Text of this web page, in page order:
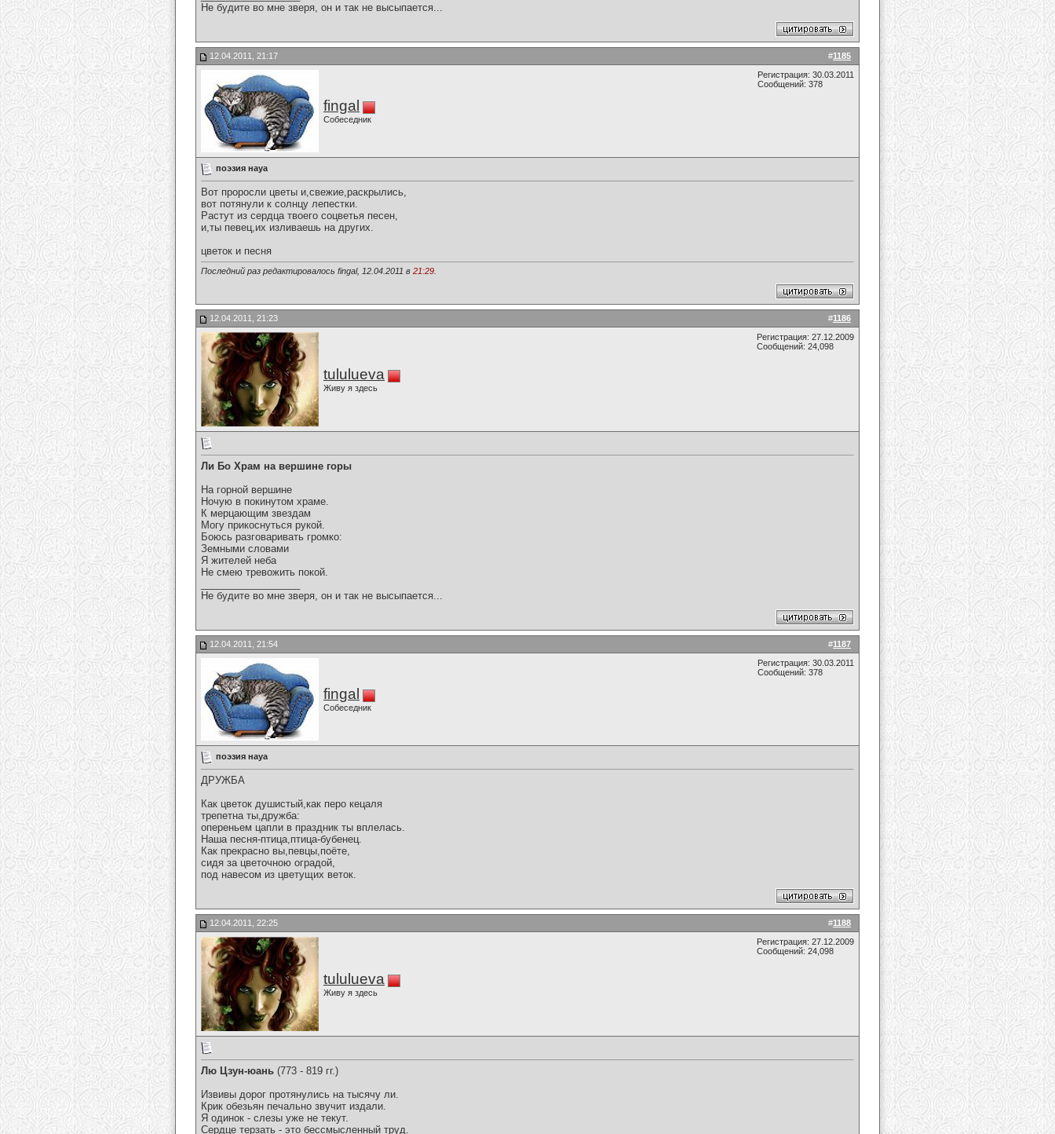
Не будите во мне зверя, он и так не высыпается...
#1185
12.04.2011, 21:17
fingal
Собеседник
Регистрация: 30.03.2011
Сообщений: 378
поэзия науа
Вот проросли цветы и,свежие,раскрылись,
вот потянули к солнцу лепестки.
Растут из сердца твоего соцветья песен,
и,ты певец,их изливаешь на других.
цветок и песня
Последний раз редактировалось fingal, 12.04.2011 в 21:29
#1186
12.04.2011, 21:23
tululueva
Живу я здесь
Регистрация: 27.12.2009
Сообщений: 24,098
Ли Бо Храм на вершине горы
На горной вершине
Ночую в покинутом храме.
К мерцающим звездам
Могу прикоснуться рукой.
Боюсь разговаривать громко:
Земными словами
Я жителей неба
Не смею тревожить покой.
Не будите во мне зверя, он и так не высыпается...
#1187
12.04.2011, 21:54
fingal
Собеседник
Регистрация: 30.03.2011
Сообщений: 378
поэзия науа
ДРУЖБА
Как цветок душистый,как перо кецаля
трепетна ты,дружба:
опереньем цапли в праздник ты вплелась.
Наша песня-птица,птица-бубенец.
Как прекрасно вы,певцы,поёте,
сидя за цветочною оградой,
под навесом из цветущих веток.
#1188
12.04.2011, 22:25
tululueva
Живу я здесь
Регистрация: 27.12.2009
Сообщений: 24,098
Лю Цзун-юань (773 - 819 гг.)
Извивы дорог протянулись на тысячу ли.
Крик обезьян печально звучит издали.
Я одинок - слезы уже не текут.
Сердце терзать - это бессмысленный труд.